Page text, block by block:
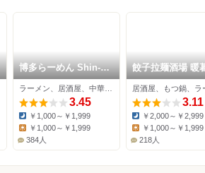
博多らーめん Shin-
Shin 福岡PARCO店
3.45
Dinner:
￥1,000～￥1,999
￥1,000～￥1,999
384人
餃子拉麺酒場 暖
居酒屋、もつ鍋、ラ
3.11
Dinner:
￥2,000～￥2,999
￥1,000～￥1,999
218人